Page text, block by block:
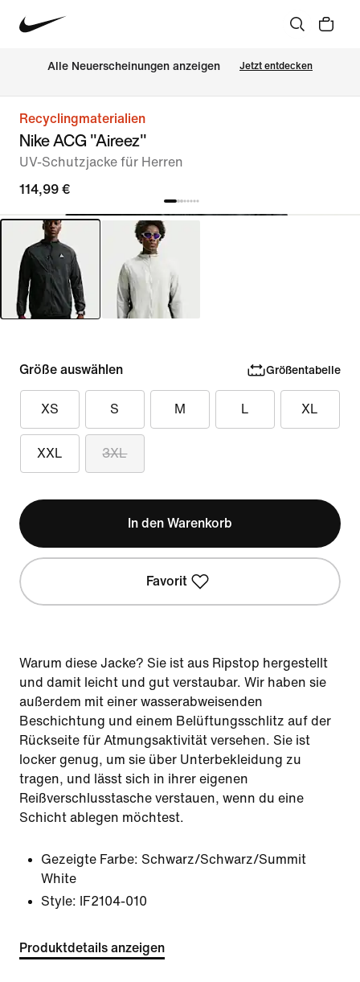
Alle Neuerscheinungen anzeigen Jetzt entdecken
Recyclingmaterialien
Nike ACG "Aireez"
UV-Schutzjacke für Herren
114,99 €
Größe auswählen Größentabelle
XS S M L XL
XXL 3XL
In den Warenkorb
Favorit
Warum diese Jacke? Sie ist aus Ripstop hergestellt
und damit leicht und gut verstaubar. Wir haben sie
außerdem mit einer wasserabweisenden
Beschichtung und einem Belüftungsschlitz auf der
Rückseite für Atmungsaktivität versehen. Sie ist
locker genug, um sie über Unterbekleidung zu
tragen, und lässt sich in ihrer eigenen
Reißverschlusstasche verstauen, wenn du eine
Schicht ablegen möchtest.
Gezeigte Farbe: Schwarz/Schwarz/Summit
White
Style:
IF2104-010
Produktdetails anzeigen